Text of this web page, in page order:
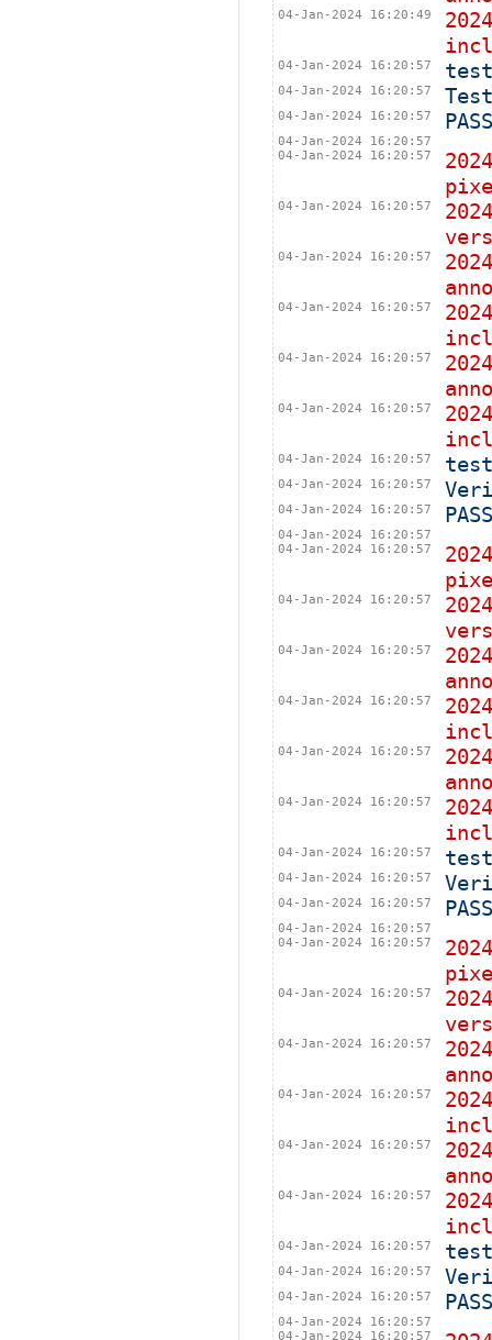
04-Jan-2024 16:20:49
04-Jan-2024 16:20:57
04-Jan-2024 16:20:57
04-Jan-2024 16:20:57
04-Jan-2024 16:20:57
04-Jan-2024 16:20:57
04-Jan-2024 16:20:57
04-Jan-2024 16:20:57
04-Jan-2024 16:20:57
04-Jan-2024 16:20:57
04-Jan-2024 16:20:57
04-Jan-2024 16:20:57
04-Jan-2024 16:20:57
04-Jan-2024 16:20:57
04-Jan-2024 16:20:57
04-Jan-2024 16:20:57
04-Jan-2024 16:20:57
04-Jan-2024 16:20:57
04-Jan-2024 16:20:57
04-Jan-2024 16:20:57
04-Jan-2024 16:20:57
04-Jan-2024 16:20:57
04-Jan-2024 16:20:57
04-Jan-2024 16:20:57
04-Jan-2024 16:20:57
04-Jan-2024 16:20:57
04-Jan-2024 16:20:57
04-Jan-2024 16:20:57
04-Jan-2024 16:20:57
04-Jan-2024 16:20:57
04-Jan-2024 16:20:57
04-Jan-2024 16:20:57
04-Jan-2024 16:20:57
04-Jan-2024 16:20:57
04-Jan-2024 16:20:57
04-Jan-2024 16:20:57